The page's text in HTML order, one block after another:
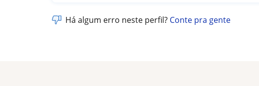
Há algum erro neste perfil? Conte pra gente